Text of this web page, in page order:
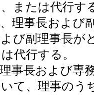
または代行す
理事長および
び副理事長が
代行する。
事長および専
て、理事のう